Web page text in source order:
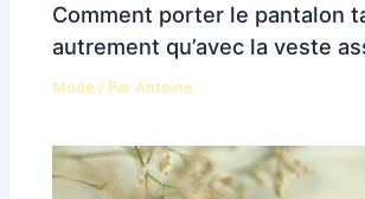
Comment porter le pantalon
autrement qu’avec la veste
Mode / Par Antoine